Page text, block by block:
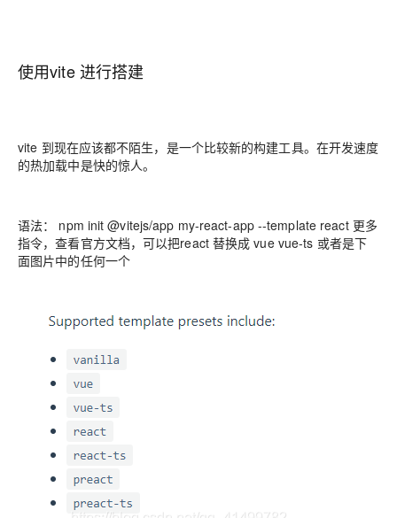
使用vite 进行搭建
vite 到现在应该都不陌生，是一个比较新的构建工具。在开发速度
的热加载中是快的惊人。
语法： npm init @vitejs/app my-react-app --template react 更多
指令，查看官方文档，可以把react 替换成 vue vue-ts 或者是下
面图片中的任何一个